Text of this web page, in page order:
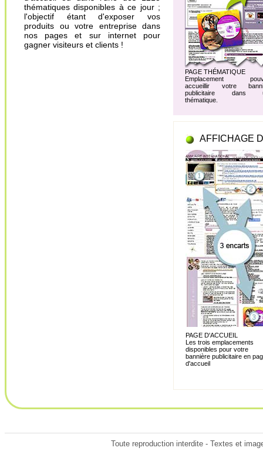
thématiques disponibles à ce jour ;
l'objectif étant d'exposer vos
produits ou votre entreprise dans
nos pages et sur internet pour
gagner visiteurs et clients !
PAGE THÉMATIQUE
Emplacement
accueillir votre
publicitaire dans
thématique.
AFFICHAGE
PAGE D'ACCUEIL
Les trois emplacements
disponibles pour votre
bannière publicitaire en
d'accueil
Toute reproduction interdite - Textes et